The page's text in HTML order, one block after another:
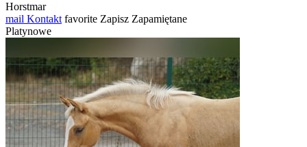
Horstmar
mail Kontakt favorite Zapisz Zapamiętane
Platynowe